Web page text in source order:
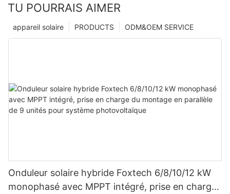
TU POURRAIS AIMER
ODM&OEM SERVICE
PRODUCTS
appareil solaire
Onduleur solaire hybride Foxtech 6/8/10/12 kW
monophasé avec MPPT intégré, prise en charge